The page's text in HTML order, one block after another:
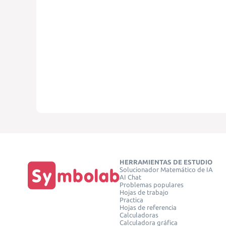
HERRAMIENTAS DE ESTUDIO
Solucionador Matemático de IA
AI Chat
Problemas populares
Hojas de trabajo
Practica
Hojas de referencia
Calculadoras
Calculadora gráfica